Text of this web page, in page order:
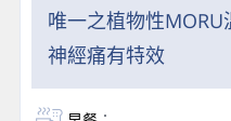
唯一之植物性
神經痛有特效